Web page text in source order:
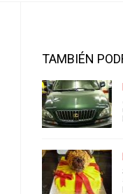
TAMBIÉN